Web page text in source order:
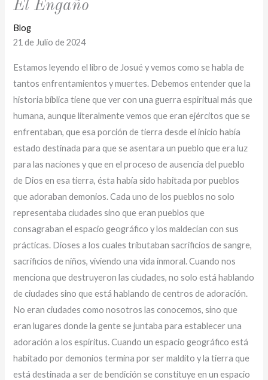
El Engaño
Blog
21 de Julio de 2024
Estamos leyendo el libro de Josué y vemos como se habla de
tantos enfrentamientos y muertes. Debemos entender que la
historia bíblica tiene que ver con una guerra espiritual más que
humana, aunque literalmente vemos que eran ejércitos que se
enfrentaban, que esa porción de tierra desde el inicio había
estado destinada para que se asentara un pueblo que era luz
para las naciones y que en el proceso de ausencia del pueblo
de Dios en esa tierra, ésta había sido habitada por pueblos
que adoraban demonios. Cada uno de los pueblos no solo
representaba ciudades sino que eran pueblos que
consagraban el espacio geográfico y los maldecían con sus
prácticas. Dioses a los cuales tributaban sacrificios de sangre,
sacrificios de niños, viviendo una vida inmoral. Cuando nos
menciona que destruyeron las ciudades, no solo está hablando
de ciudades sino que está hablando de centros de adoración.
No eran ciudades como nosotros las conocemos, sino que
eran lugares donde la gente se juntaba para establecer una
adoración a los espíritus. Cuando un espacio geográfico está
habitado por demonios termina por ser maldito y la tierra que
está destinada a ser de bendición se constituye en un espacio